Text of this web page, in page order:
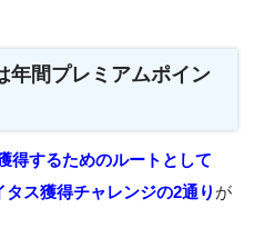
年間プレミアムポイン
得するためのルートとして
ス獲得チャレンジの2通り が